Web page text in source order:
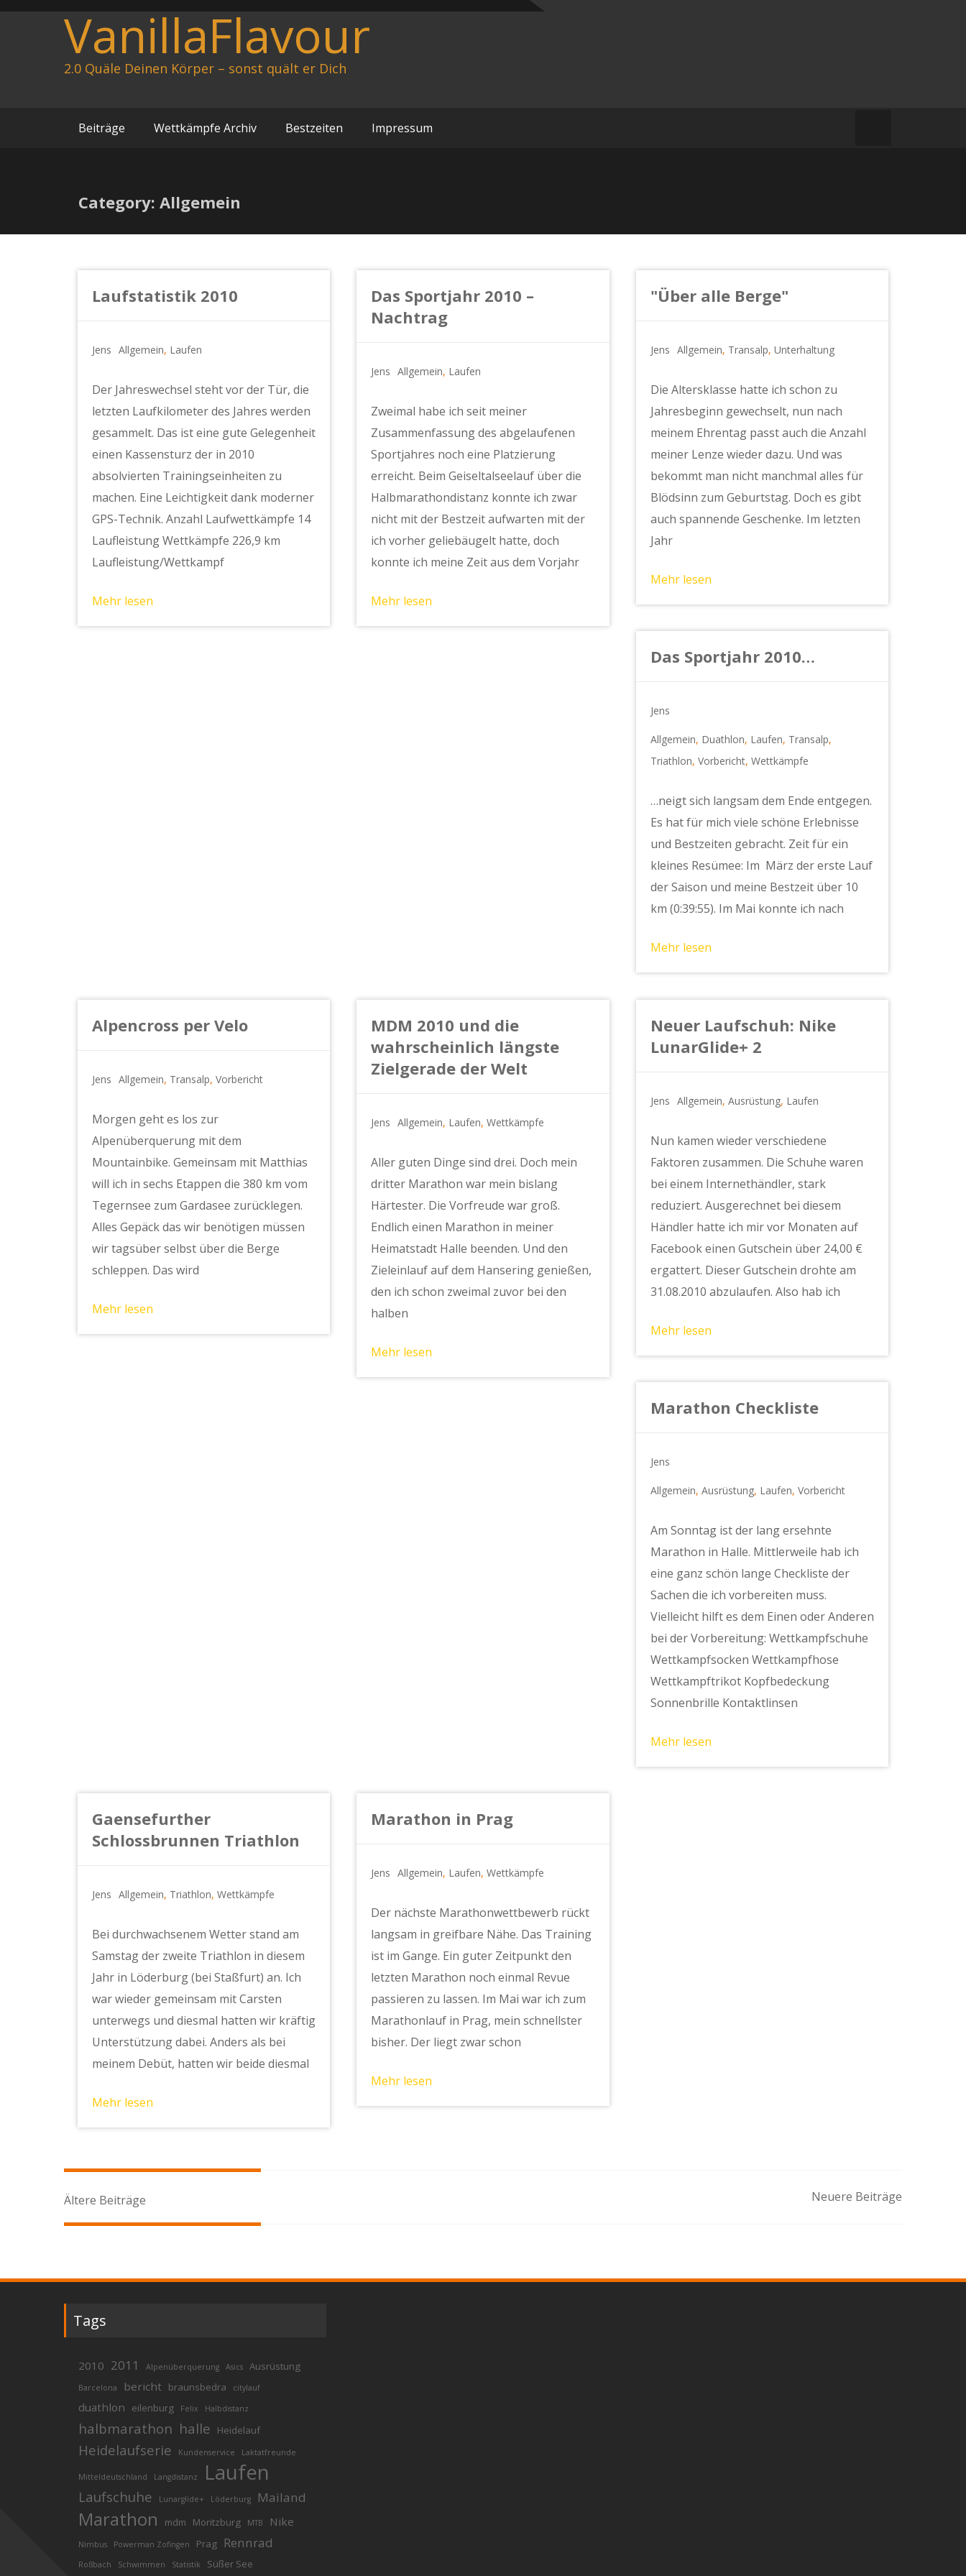
VanillaFlavour
2.0 Quäle Deinen Körper – sonst quält er Dich
Beiträge Wettkämpfe Archiv Bestzeiten Impressum
Category: Allgemein
Laufstatistik 2010
Jens Allgemein, Laufen
Der Jahreswechsel steht vor der Tür, die
letzten Laufkilometer des Jahres werden
gesammelt. Das ist eine gute Gelegenheit
einen Kassensturz der in 2010
absolvierten Trainingseinheiten zu
machen. Eine Leichtigkeit dank moderner
GPS-Technik. Anzahl Laufwettkämpfe 14
Laufleistung Wettkämpfe 226,9 km
Laufleistung/Wettkampf
Mehr lesen
Das Sportjahr 2010 –
Nachtrag
Jens Allgemein, Laufen
Zweimal habe ich seit meiner
Zusammenfassung des abgelaufenen
Sportjahres noch eine Platzierung
erreicht. Beim Geiseltalseelauf über die
Halbmarathondistanz konnte ich zwar
nicht mit der Bestzeit aufwarten mit der
ich vorher geliebäugelt hatte, doch
konnte ich meine Zeit aus dem Vorjahr
Mehr lesen
"Über alle Berge"
Jens Allgemein, Transalp, Unterhaltung
Die Altersklasse hatte ich schon zu
Jahresbeginn gewechselt, nun nach
meinem Ehrentag passt auch die Anzahl
meiner Lenze wieder dazu. Und was
bekommt man nicht manchmal alles für
Blödsinn zum Geburtstag. Doch es gibt
auch spannende Geschenke. Im letzten
Jahr
Mehr lesen
Das Sportjahr 2010…
Jens
Allgemein, Duathlon, Laufen, Transalp,
Triathlon, Vorbericht, Wettkämpfe
…neigt sich langsam dem Ende entgegen.
Es hat für mich viele schöne Erlebnisse
und Bestzeiten gebracht. Zeit für ein
kleines Resümee: Im März der erste Lauf
der Saison und meine Bestzeit über 10
km (0:39:55). Im Mai konnte ich nach
Mehr lesen
Alpencross per Velo
Jens Allgemein, Transalp, Vorbericht
Morgen geht es los zur
Alpenüberquerung mit dem
Mountainbike. Gemeinsam mit Matthias
will ich in sechs Etappen die 380 km vom
Tegernsee zum Gardasee zurücklegen.
Alles Gepäck das wir benötigen müssen
wir tagsüber selbst über die Berge
schleppen. Das wird
Mehr lesen
MDM 2010 und die
wahrscheinlich längste
Zielgerade der Welt
Jens Allgemein, Laufen,Wettkämpfe
Aller guten Dinge sind drei. Doch mein
dritter Marathon war mein bislang
Härtester. Die Vorfreude war groß.
Endlich einen Marathon in meiner
Heimatstadt Halle beenden. Und den
Zieleinlauf auf dem Hansering genießen,
den ich schon zweimal zuvor bei den
halben
Mehr lesen
Neuer Laufschuh: Nike
LunarGlide+ 2
Jens Allgemein, Ausrüstung, Laufen
Nun kamen wieder verschiedene
Faktoren zusammen. Die Schuhe waren
bei einem Internethändler, stark
reduziert. Ausgerechnet bei diesem
Händler hatte ich mir vor Monaten auf
Facebook einen Gutschein über 24,00 €
ergattert. Dieser Gutschein drohte am
31.08.2010 abzulaufen. Also hab ich
Mehr lesen
Marathon Checkliste
Jens
Allgemein, Ausrüstung, Laufen, Vorbericht
Am Sonntag ist der lang ersehnte
Marathon in Halle. Mittlerweile hab ich
eine ganz schön lange Checkliste der
Sachen die ich vorbereiten muss.
Vielleicht hilft es dem Einen oder Anderen
bei der Vorbereitung: Wettkampfschuhe
Wettkampfsocken Wettkampfhose
Wettkampftrikot Kopfbedeckung
Sonnenbrille Kontaktlinsen
Mehr lesen
Gaensefurther
Schlossbrunnen Triathlon
Jens Allgemein, Triathlon, Wettkämpfe
Bei durchwachsenem Wetter stand am
Samstag der zweite Triathlon in diesem
Jahr in Löderburg (bei Staßfurt) an. Ich
war wieder gemeinsam mit Carsten
unterwegs und diesmal hatten wir kräftig
Unterstützung dabei. Anders als bei
meinem Debüt, hatten wir beide diesmal
Mehr lesen
Marathon in Prag
Jens Allgemein, Laufen,Wettkämpfe
Der nächste Marathonwettbewerb rückt
langsam in greifbare Nähe. Das Training
ist im Gange. Ein guter Zeitpunkt den
letzten Marathon noch einmal Revue
passieren zu lassen. Im Mai war ich zum
Marathonlauf in Prag, mein schnellster
bisher. Der liegt zwar schon
Mehr lesen
Beitragsnavigation
Ältere Beiträge Neuere Beiträge
Tags
2010 2011 Alpenüberquerung Asics Ausrüstung
Barcelona bericht braunsbedra citylauf
duathlon eilenburg Felix Halbdistanz
halbmarathon halle Heidelauf
Heidelaufserie Kundenservice Laktatfreunde
Mitteldeutschland Langdistanz Laufen
Laufschuhe Lunarglide+ Löderburg Mailand
Marathon mdm Moritzburg MTB Nike
Nimbus Powerman Zofingen Prag Rennrad
Roßbach Schwimmen Statistik Süßer See